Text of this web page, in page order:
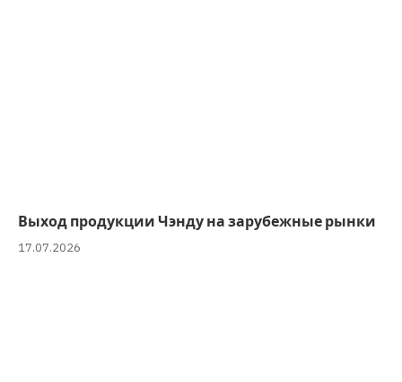
Выход продукции Чэнду на зарубежные рынки
17.07.2026